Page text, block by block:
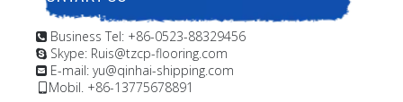
 Business Tel: +86-0523-88329456
 Skype: Ruis@tzcp-flooring.com
 E-mail: yu@qinhai-shipping.com
Mobil. +86-13775678891